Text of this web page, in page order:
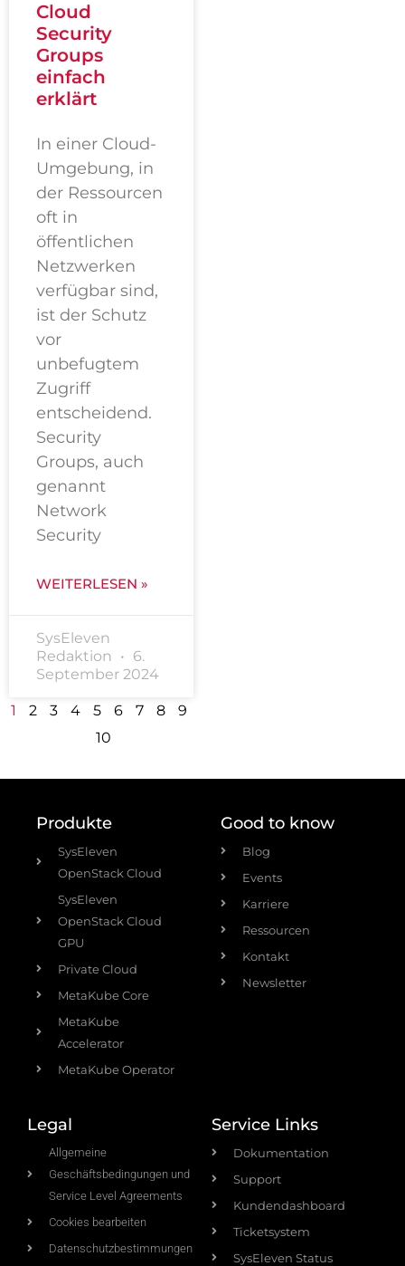
Cloud
Security
Groups
einfach
erklärt
In einer Cloud-
Umgebung, in
der Ressourcen
oft in
öffentlichen
Netzwerken
verfügbar sind,
ist der Schutz
vor
unbefugtem
Zugriff
entscheidend.
Security
Groups, auch
genannt
Network
Security
WEITERLESEN »
SysEleven
Redaktion
6.
September 2024
1 2 3 4 5 6 7 8
9
10
Produkte
SysEleven
OpenStack Cloud
SysEleven
OpenStack Cloud
GPU
Private Cloud
MetaKube Core
MetaKube
Accelerator
MetaKube Operator
Good to know
Blog
Events
Karriere
Ressourcen
Kontakt
Newsletter
Legal
Allgemeine
Geschäftsbedingungen und
Service Level Agreements
Cookies bearbeiten
Datenschutzbestimmungen
Service Links
Dokumentation
Support
Kundendashboard
Ticketsystem
SysEleven Status